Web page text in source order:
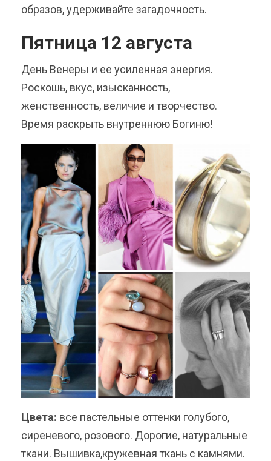
образов, удерживайте загадочность.
Пятница 12 августа
День Венеры и ее усиленная энергия.
Роскошь, вкус, изысканность,
женственность, величие и творчество.
Время раскрыть внутреннюю Богиню!
Цвета: все пастельные оттенки голубого,
сиреневого, розового. Дорогие, натуральные
ткани. Вышивка,кружевная ткань с камнями.